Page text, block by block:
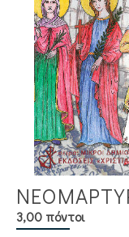
3,00 πόντοι